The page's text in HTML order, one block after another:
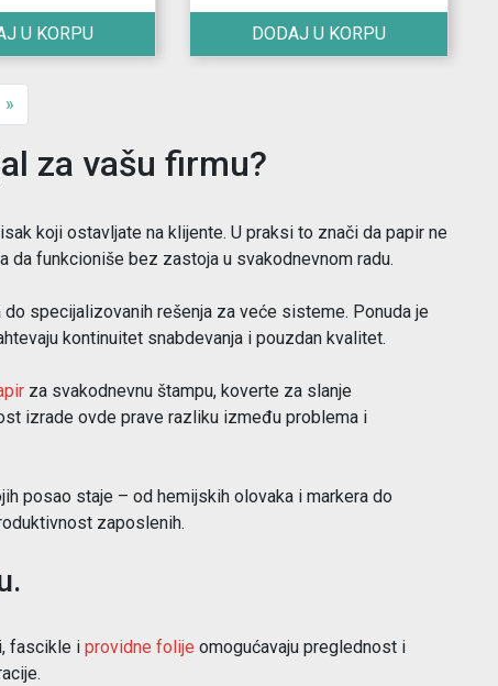
U KORPU DODAJ U KORPU
»
za vašu firmu?
koji ostavljate na klijente. U praksi to znači da papir ne
da funkcioniše bez zastoja u svakodnevnom radu.
specijalizovanih rešenja za veće sisteme. Ponuda je
kontinuitet snabdevanja i pouzdan kvalitet.
za svakodnevnu štampu, koverte za slanje
izrade ovde prave razliku između problema i
posao staje – od hemijskih olovaka i markera do
zaposlenih.
fascikle i providne folije omogućavaju preglednost i